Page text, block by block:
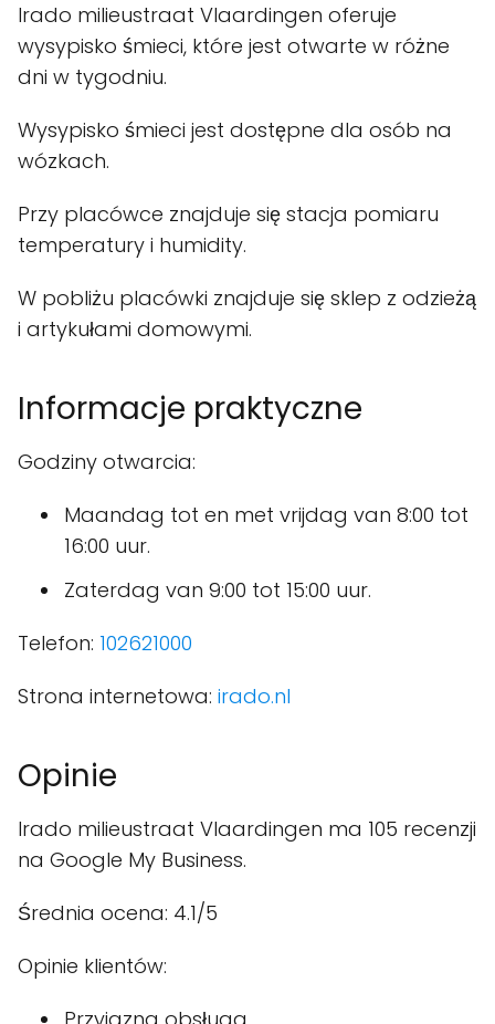
Irado milieustraat Vlaardingen oferuje
wysypisko śmieci, które jest otwarte w różne
dni w tygodniu.
Wysypisko śmieci jest dostępne dla osób na
wózkach.
Przy placówce znajduje się stacja pomiaru
temperatury i humidity.
W pobliżu placówki znajduje się sklep z odzieżą
i artykułami domowymi.
Informacje praktyczne
Godziny otwarcia:
Maandag tot en met vrijdag van 8:00 tot
16:00 uur.
Zaterdag van 9:00 tot 15:00 uur.
Telefon: 102621000
Strona internetowa: irado.nl
Opinie
Irado milieustraat Vlaardingen ma 105 recenzji
na Google My Business.
Średnia ocena: 4.1/5
Opinie klientów: